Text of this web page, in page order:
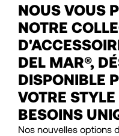
NOUS VOUS
NOTRE
DEL MAR®,
DISPONIBLE
VOTRE
BESOINS
Nos nouvelles options